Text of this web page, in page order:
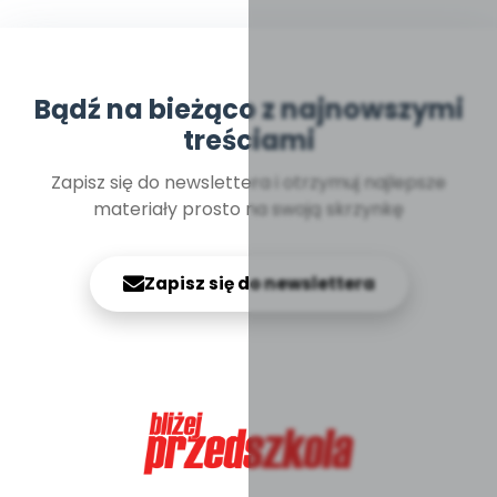
Bądź na bieżąco z najnowszymi
treściami
Zapisz się do newslettera i otrzymuj najlepsze
materiały prosto na swoją skrzynkę
Zapisz się do newslettera